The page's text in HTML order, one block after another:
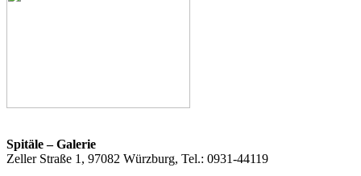
Spitäle – Galerie
Zeller Straße 1, 97082 Würzburg, Tel.: 0931-44119